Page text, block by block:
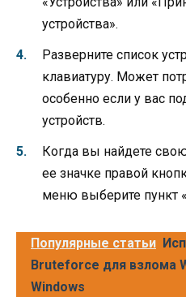
устройства».
Разверните список
клавиатуру. Может
особенно если у вас
устройств.
Когда вы найдете
ее значке правой
меню выберите пункт
Популярные статьи
Bruteforce для взлома
Windows